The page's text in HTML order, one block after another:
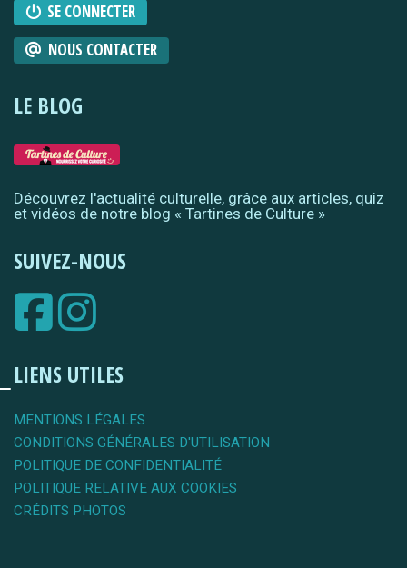
SE CONNECTER
NOUS CONTACTER
LE BLOG
Découvrez l'actualité culturelle, grâce aux articles, quiz
et vidéos de notre blog « Tartines de Culture »
SUIVEZ-NOUS
LIENS UTILES
MENTIONS LÉGALES
CONDITIONS GÉNÉRALES D'UTILISATION
POLITIQUE DE CONFIDENTIALITÉ
POLITIQUE RELATIVE AUX COOKIES
CRÉDITS PHOTOS